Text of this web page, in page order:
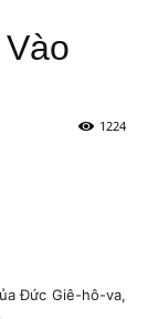
1224
Đức Giê-hô-va,